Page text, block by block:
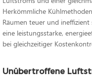
Herkömmliche
Räumen teuer und
eine leistungsstarke,
bei gleichzeitiger
Unübertroffene